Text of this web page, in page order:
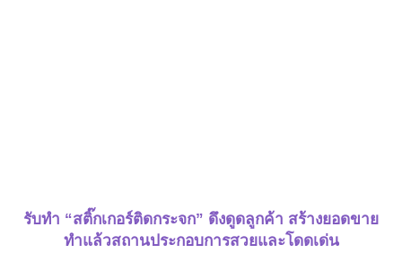
รับทำ “สติ๊กเกอร์ติดกระจก” ดึงดูดลูกค้า สร้างยอดขาย
ทำแล้วสถานประกอบการสวยและโดดเด่น